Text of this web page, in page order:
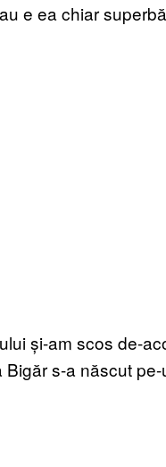
e ea chiar
și-am scos de-
s-a născut